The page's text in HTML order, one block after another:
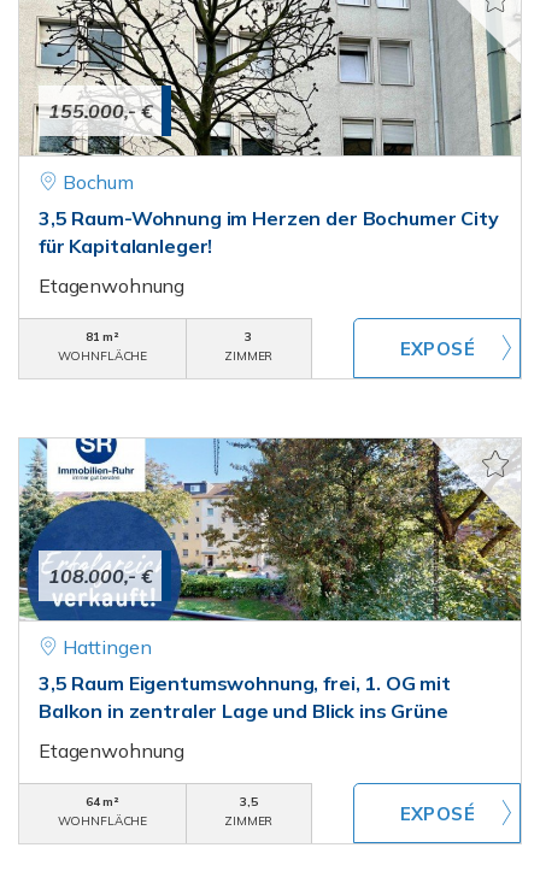
155.000,- €
Bochum
3,5 Raum-Wohnung im Herzen der Bochumer City
für Kapitalanleger!
Etagenwohnung
81 m²
WOHNFLÄCHE
3
ZIMMER
108.000,- €
Hattingen
3,5 Raum Eigentumswohnung, frei, 1. OG mit
Balkon in zentraler Lage und Blick ins Grüne
Etagenwohnung
64 m²
WOHNFLÄCHE
3,5
ZIMMER